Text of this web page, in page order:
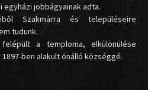
jobbágyainak adta.
Szakmárra és településeire
tudunk.
a temploma, elkülönülése
ben alakult önálló községgé.